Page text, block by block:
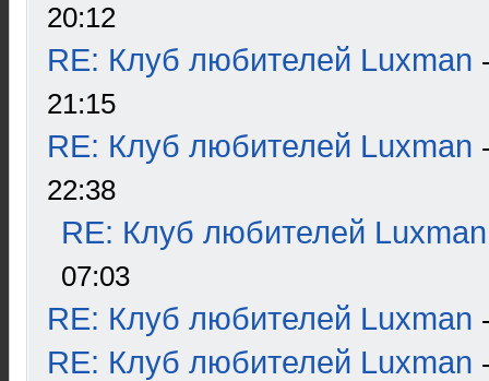
20:12
RE: Клуб любителей Luxman
21:15
RE: Клуб любителей Luxman
22:38
RE: Клуб любителей Luxman
07:03
RE: Клуб любителей Luxman
RE: Клуб любителей Luxman